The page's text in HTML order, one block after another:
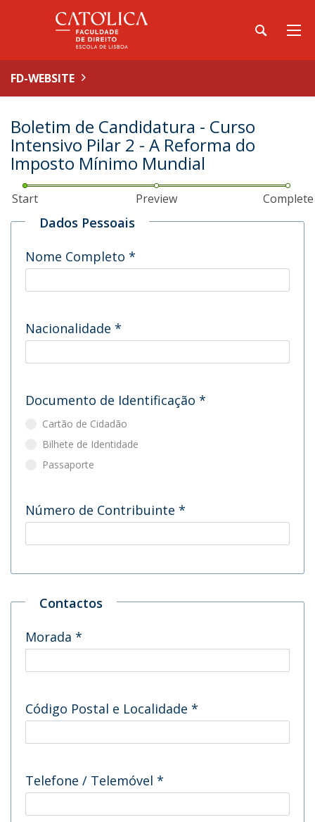
FD-WEBSITE
Boletim de Candidatura - Curso
Intensivo Pilar 2 - A Reforma do
Imposto Mínimo Mundial
Start Preview Complete
Dados Pessoais
Nome Completo *
Nacionalidade *
Documento de Identificação *
Cartão de Cidadão
Bilhete de Identidade
Passaporte
Número de Contribuinte *
Contactos
Morada *
Código Postal e Localidade *
Telefone / Telemóvel *